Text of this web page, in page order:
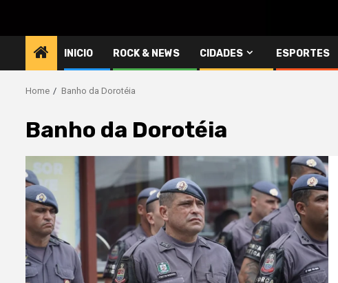
INICIO ROCK & NEWS CIDADES ESPORTES
Home Banho da Dorotéia
Banho da Dorotéia